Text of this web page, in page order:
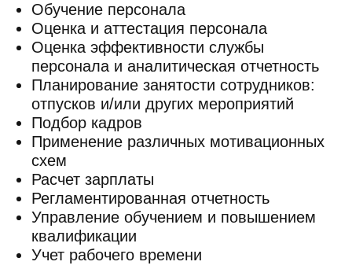
Обучение персонала
Оценка и аттестация персонала
Оценка эффективности службы
персонала и аналитическая отчетность
Планирование занятости сотрудников:
отпусков и/или других мероприятий
Подбор кадров
Применение различных мотивационных
схем
Расчет зарплаты
Регламентированная отчетность
Управление обучением и повышением
квалификации
Учет рабочего времени